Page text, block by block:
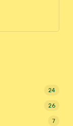
24
26
7